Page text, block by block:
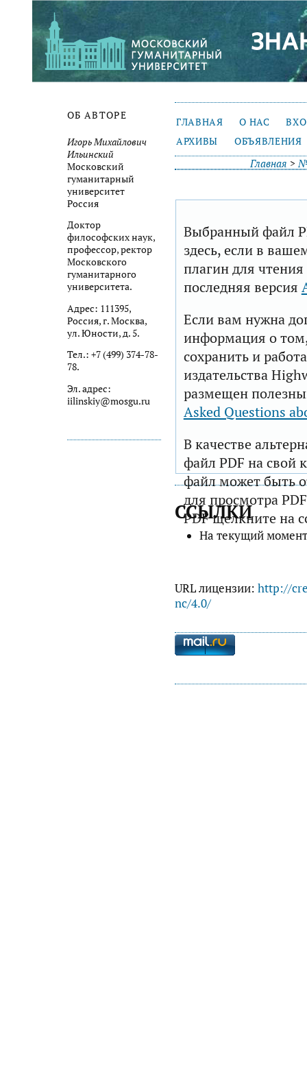
ОБ АВТОРЕ
Игорь Михайлович
Ильинский
Московский
гуманитарный
университет
Россия
Доктор
философских наук,
профессор, ректор
Московского
гуманитарного
университета.
Адрес: 111395,
Россия, г. Москва,
ул. Юности, д. 5.
Тел.: +7 (499) 374-78-
78.
Эл. адрес:
iilinskiy@mosgu.ru
ГЛАВНАЯ О НАС
АРХИВЫ
ОБЪЯВЛЕНИЯ
Главная >№
Выбранный файл
здесь, если в
плагин для
последняя версия
Если вам нужна
информация о том,
сохранить и
издательства
размещен
Asked Questions
В качестве
файл PDF на свой
файл может быть
для просмотра
PDF щелкните на
ССЫЛКИ
На текущий
URL лицензии: http://
nc/4.0/